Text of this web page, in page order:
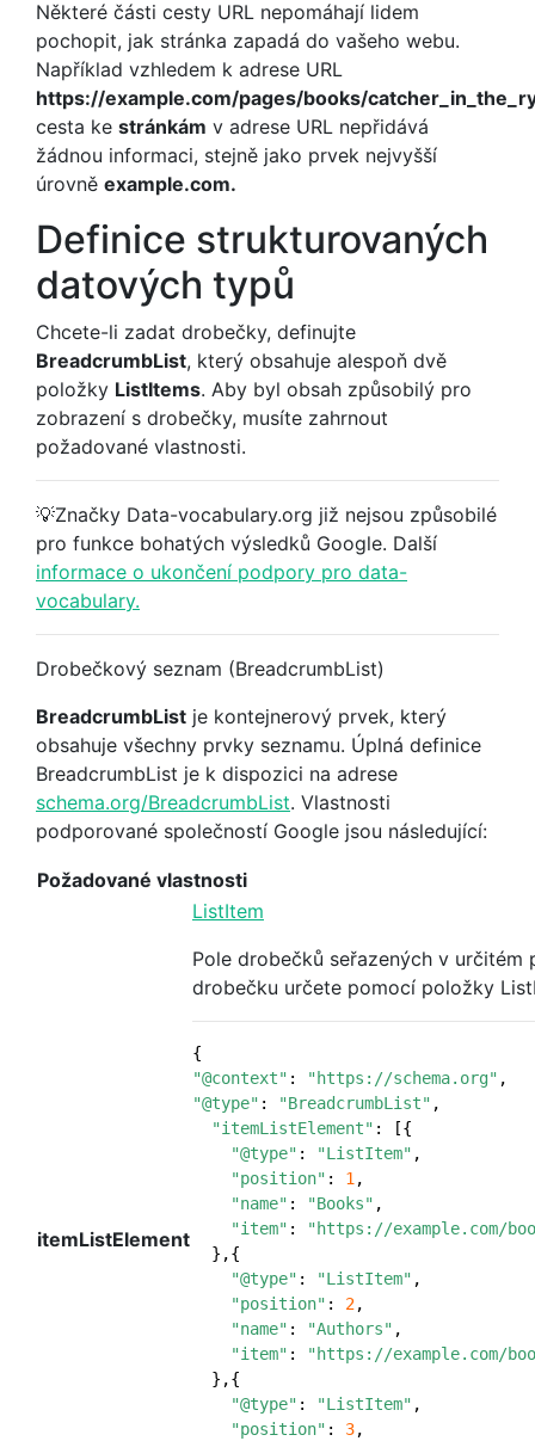
Některé části cesty URL nepomáhají lidem
pochopit, jak stránka zapadá do vašeho webu.
Například vzhledem k adrese URL
https://example.com/pages/books/
cesta ke stránkám v adrese URL nepřidává
žádnou informaci, stejně jako prvek nejvyšší
úrovně example.com.
Definice strukturovaných
datových typů
Chcete-li zadat drobečky, definujte
BreadcrumbList, který obsahuje alespoň dvě
položky ListItems. Aby byl obsah způsobilý pro
zobrazení s drobečky, musíte zahrnout
požadované vlastnosti.
💡Značky Data-vocabulary.org již nejsou způsobilé
pro funkce bohatých výsledků Google. Další
informace o ukončení podpory pro data-
vocabulary.
Drobečkový seznam (BreadcrumbList)
BreadcrumbList je kontejnerový prvek, který
obsahuje všechny prvky seznamu. Úplná definice
BreadcrumbList je k dispozici na adrese
schema.org/BreadcrumbList. Vlastnosti
podporované společností Google jsou následující:
Požadované vlastnosti
itemListElement
ListItem
Pole drobečků seřazených v určitém
drobečku určete pomocí položky
{
"@context" : "https://schema.org" ,
"@type" : "BreadcrumbList" ,
"itemListElement" :
[{
"@type" : "ListItem" ,
"position" : 1 ,
"name" : "Books" ,
"item" :
"https://example.com/
},{
"@type" : "ListItem" ,
"position" : 2,
"name" : "Authors" ,
"item" :
"https://example.com/
},{
"@type" : "ListItem" ,
"position" : 3,